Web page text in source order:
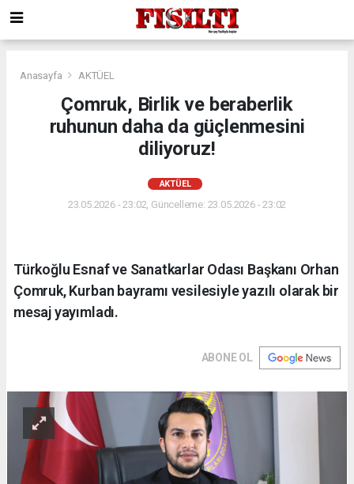
Anasayfa AKTÜEL
Çomruk, Birlik ve beraberlik
ruhunun daha da güçlenmesini
diliyoruz!
AKTÜEL
23.05.2026 - 23:02, Güncelleme: 23.05.2026 - 23:02
Türkoğlu Esnaf ve Sanatkarlar Odası Başkanı Orhan
Çomruk, Kurban bayramı vesilesiyle yazılı olarak bir
mesaj yayımladı.
ABONE OL